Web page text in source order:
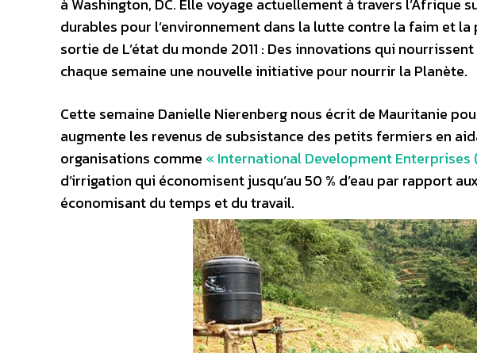
à Washington, DC. Elle voyage actuellement à travers l’Afrique
durables pour l’environnement dans la lutte contre la faim et
sortie de L’état du monde 2011 : Des innovations qui
chaque semaine une nouvelle initiative pour nourrir la Planète.
Cette semaine Danielle Nierenberg nous écrit de Mauritanie
augmente les revenus de subsistance des petits fermiers en
organisations comme « International Development Enterprises
d’irrigation qui économisent jusqu’au 50 % d’eau par rapport
économisant du temps et du travail.